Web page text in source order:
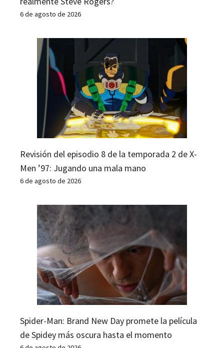
6 de agosto de 2026
Revisión del episodio 8 de la temporada 2 de X-
Men ’97: Jugando una mala mano
6 de agosto de 2026
Spider-Man: Brand New Day promete la película
de Spidey más oscura hasta el momento